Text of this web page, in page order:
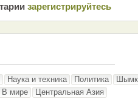
зарeгиcтрирyйтeсь
Наука и техника Политика
В мире
Центральная Азия